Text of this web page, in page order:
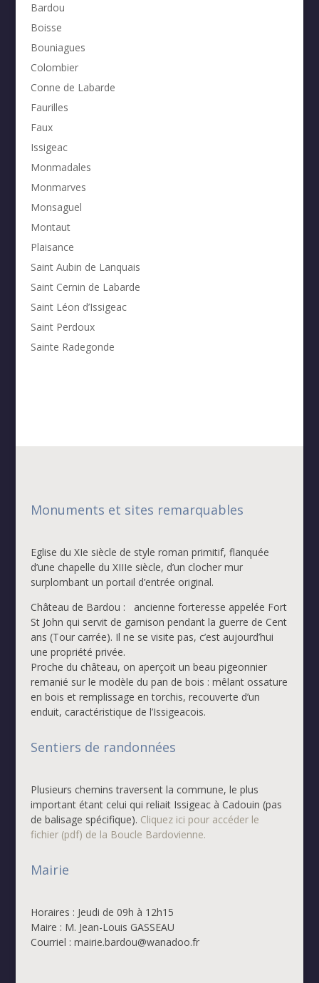
Bardou
Boisse
Bouniagues
Colombier
Conne de Labarde
Faurilles
Faux
Issigeac
Monmadales
Monmarves
Monsaguel
Montaut
Plaisance
Saint Aubin de Lanquais
Saint Cernin de Labarde
Saint Léon d’Issigeac
Saint Perdoux
Sainte Radegonde
Monuments et sites remarquables
Eglise du XIe siècle de style roman primitif, flanquée
d’une chapelle du XIIIe siècle, d’un clocher mur
surplombant un portail d’entrée original.
Château de Bardou : ancienne forteresse appelée Fort
St John qui servit de garnison pendant la guerre de Cent
ans (Tour carrée). Il ne se visite pas, c’est aujourd’hui
une propriété privée.
Proche du château, on aperçoit un beau pigeonnier
remanié sur le modèle du pan de bois : mêlant ossature
en bois et remplissage en torchis, recouverte d’un
enduit, caractéristique de l’Issigeacois.
Sentiers de randonnées
Plusieurs chemins traversent la commune, le plus
important étant celui qui reliait Issigeac à Cadouin (pas
de balisage spécifique). Cliquez ici pour accéder le
fichier (pdf) de la Boucle Bardovienne.
Mairie
Horaires : Jeudi de 09h à 12h15
Maire : M. Jean-Louis GASSEAU
Courriel : mairie.bardou@wanadoo.fr